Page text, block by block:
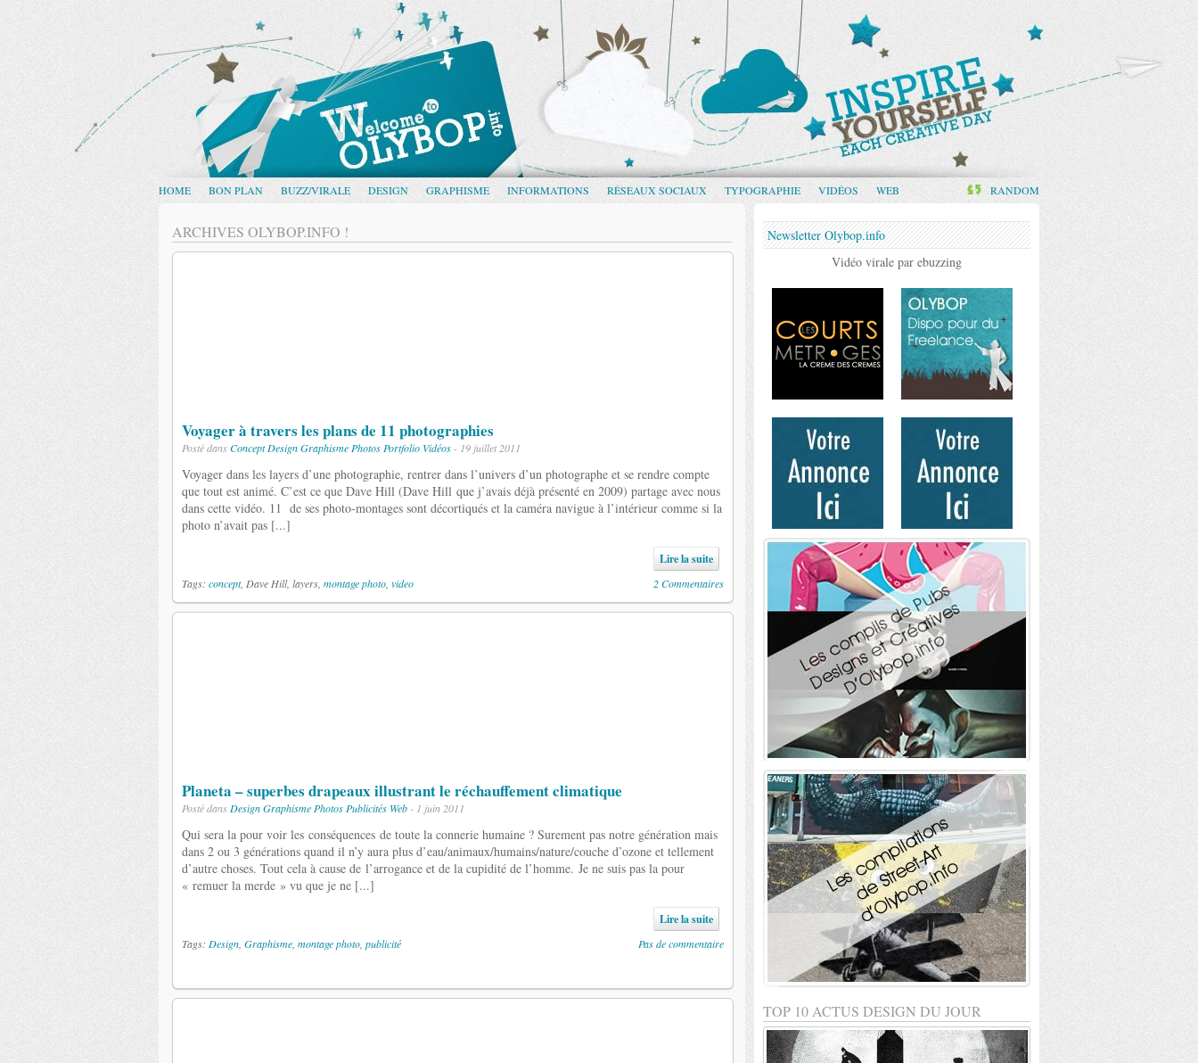
HOME BON PLAN BUZZ/VIRALE DESIGN GRAPHISME INFORMATIONS RÉSEAUX SOCIAUX TYPOGRAPHIE VIDÉOS WEB RANDOM
ARCHIVES OLYBOP.INFO !
Voyager à travers les plans de 11 photographies
Posté dansConcept DesignGraphisme Photos Portfolio Vidéos- 19 juillet 2011
Voyager dans les layers d’une photographie, rentrer dans l’univers d’un photographe et se rendre compte
que tout est animé. C’est ce que Dave Hill (Dave Hill que j’avais déjà présenté en 2009) partage avec nous
dans cette vidéo. 11 de ses photo-montages sont décortiqués et la caméra navigue à l’intérieur comme si la
photo n’avait pas [...]
Lire la suite
Tags: concept, Dave Hill, layers, montage photo video 2 Commentaires
Planeta – superbes drapeaux illustrant le réchauffement climatique
Posté dans DesignGraphisme Photos Publicités Web- 1 juin 2011
Qui sera la pour voir les conséquences de toute la connerie humaine ? Surement pas notre génération mais
dans 2 ou 3 générations quand il n’y aura plus d’eau/animaux/humains/nature/couche d’ozone et tellement
d’autre choses. Tout cela à cause de l’arrogance et de la cupidité de l’homme. Je ne suis pas la pour
« remuer la merde » vu que je ne [...]
Lire la suite
Tags: Design Graphisme montage photo publicité Pas de commentaire
Newsletter Olybop.info
Vidéo virale par ebuzzing
TOP 10 ACTUS DESIGN DU JOUR